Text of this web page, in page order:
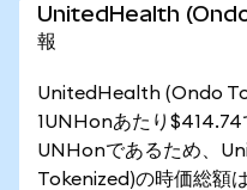
UnitedHealth (Ondo
報
UnitedHealth (Ondo
1UNHonあたり$414.74
UNHonであるため、
Tokenized)の時価総額